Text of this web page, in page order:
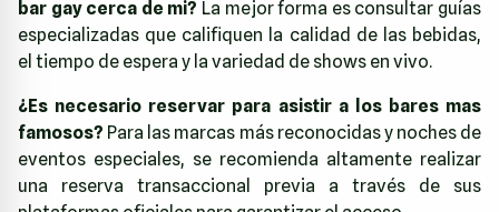
bar gay cerca de mi? La mejor forma es consultar guías
especializadas que califiquen la calidad de las bebidas,
el tiempo de espera y la variedad de shows en vivo.
¿Es necesario reservar para asistir a los bares mas
famosos? Para las marcas más reconocidas y noches de
eventos especiales, se recomienda altamente realizar
una reserva transaccional previa a través de sus